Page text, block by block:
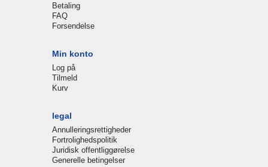
Betaling
FAQ
Forsendelse
Min konto
Log på
Tilmeld
Kurv
legal
Annulleringsrettigheder
Fortrolighedspolitik
Juridisk offentliggørelse
Generelle betingelser